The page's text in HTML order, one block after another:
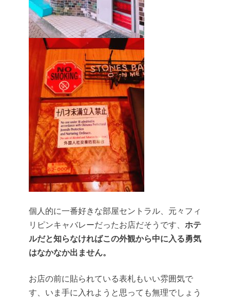
個人的に一番好きな部屋セントラル、元々 フィ
リピンキャバレーだったお店だそうです、 ホテ
ルだと知らなければこの外観から中に入る勇気
はなかなか出ません。
お店の前に貼られている表札もいい雰囲気で
す、いま手に入れようと思っても無理でしょう